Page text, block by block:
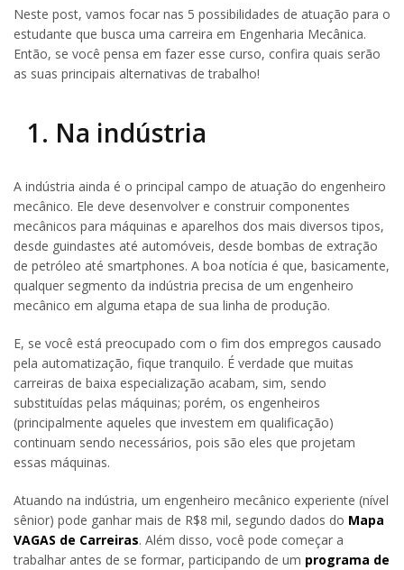
Neste post, vamos focar nas 5 possibilidades de atuação para o
estudante que busca uma carreira em Engenharia Mecânica.
Então, se você pensa em fazer esse curso, confira quais serão
as suas principais alternativas de trabalho!
1. Na indústria
A indústria ainda é o principal campo de atuação do engenheiro
mecânico. Ele deve desenvolver e construir componentes
mecânicos para máquinas e aparelhos dos mais diversos tipos,
desde guindastes até automóveis, desde bombas de extração
de petróleo até smartphones. A boa notícia é que, basicamente,
qualquer segmento da indústria precisa de um engenheiro
mecânico em alguma etapa de sua linha de produção.
E, se você está preocupado com o fim dos empregos causado
pela automatização, fique tranquilo. É verdade que muitas
carreiras de baixa especialização acabam, sim, sendo
substituídas pelas máquinas; porém, os engenheiros
(principalmente aqueles que investem em qualificação)
continuam sendo necessários, pois são eles que projetam
essas máquinas.
Atuando na indústria, um engenheiro mecânico experiente (nível
sênior) pode ganhar mais de R$8 mil, segundo dados do Mapa
VAGAS de Carreiras. Além disso, você pode começar a
trabalhar antes de se formar, participando de um programa de